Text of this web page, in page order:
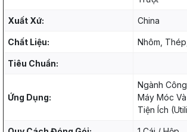
Xuất Xứ: China
Chất Liệu: Nhôm,
Tiêu Chuẩn:
Ứng Dụng:
Ngành
Máy Móc
Tiện Ích